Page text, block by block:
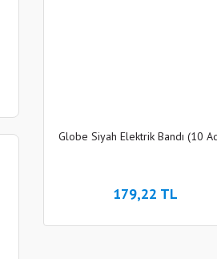
Globe Siyah Elektrik Bandı (10
179,22 TL